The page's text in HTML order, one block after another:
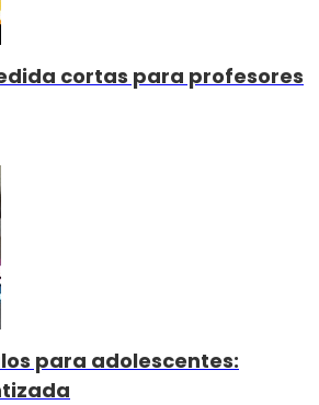
cortas para profesores
para adolescentes: